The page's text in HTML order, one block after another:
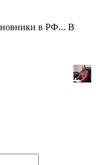
в РФ... В